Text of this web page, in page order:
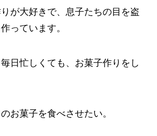
が大好きで、息子たちの目を盗
っています。
日忙しくても、お菓子作りをし
お菓子を食べさせたい。